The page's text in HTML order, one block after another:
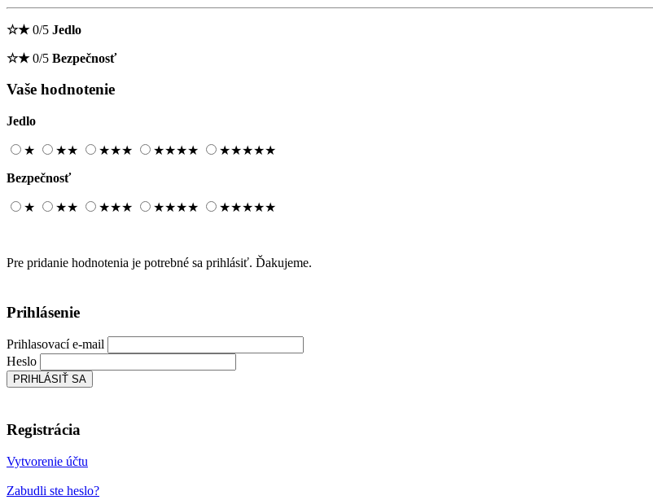
☆★0/5 Jedlo
☆★0/5 Bezpečnosť
Vaše hodnotenie
Jedlo
★ ★★ ★★★ ★★★★ ★★★★★
Bezpečnosť
★ ★★ ★★★ ★★★★ ★★★★★
Pre pridanie hodnotenia je potrebné sa prihlásiť. Ďakujeme.
Prihlásenie
Prihlasovací e-mail
Heslo
Registrácia
Vytvorenie účtu
Zabudli ste heslo?